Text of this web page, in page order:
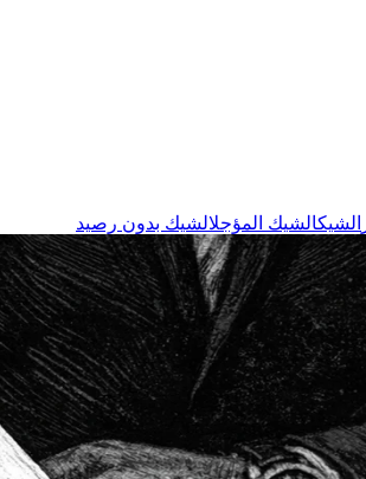
الشيكالشيك المؤجلالشيك بدون رصيد